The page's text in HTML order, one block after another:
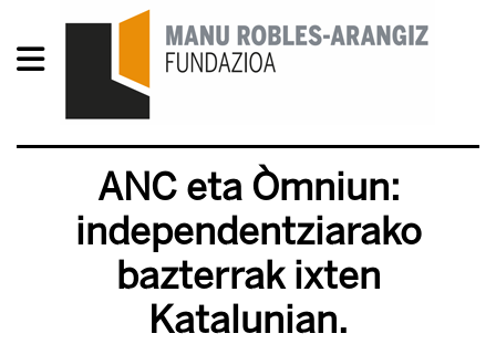
ANC eta Òmniun:
independentziarako
bazterrak ixten
Katalunian.